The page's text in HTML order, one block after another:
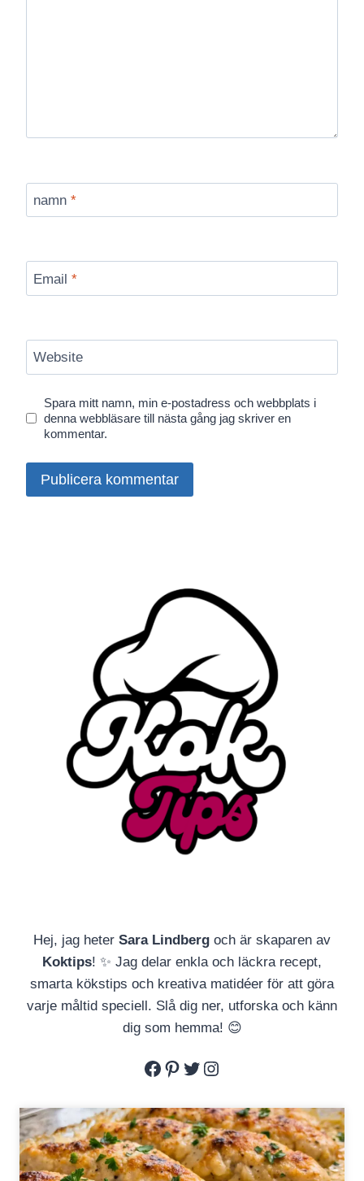
namn *
Email *
Website
Spara mitt namn, min e-postadress och webbplats i
denna webbläsare till nästa gång jag skriver en
kommentar.
Hej, jag heter Sara Lindberg och är skaparen av
Koktips! ✨ Jag delar enkla och läckra recept,
smarta kökstips och kreativa matidéer för att göra
varje måltid speciell. Slå dig ner, utforska och känn
dig som hemma! 😊
Facebook
Pinterest
Twitter
Instagram